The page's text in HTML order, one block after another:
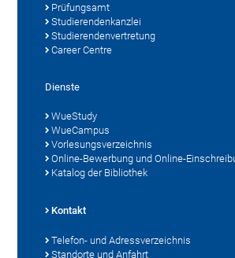
Prüfungsamt
Studierendenkanzlei
Studierendenvertretung
Career Centre
Dienste
WueStudy
WueCampus
Vorlesungsverzeichnis
Online-Bewerbung und Online-
Katalog der Bibliothek
Kontakt
Telefon- und Adressverzeichnis
Standorte und Anfahrt